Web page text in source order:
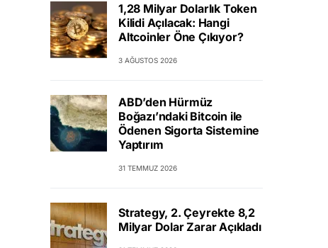
1,28 Milyar Dolarlık Token
Kilidi Açılacak: Hangi
Altcoinler Öne Çıkıyor?
3 AĞUSTOS 2026
ABD’den Hürmüz
Boğazı’ndaki Bitcoin ile
Ödenen Sigorta Sistemine
Yaptırım
31 TEMMUZ 2026
Strategy, 2. Çeyrekte 8,2
Milyar Dolar Zarar Açıkladı